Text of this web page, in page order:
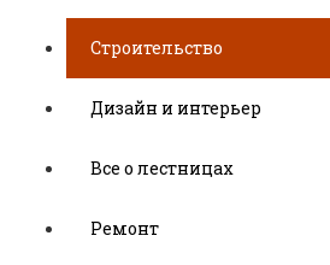
Строительство
Дизайн и интерьер
Все о лестницах
Ремонт